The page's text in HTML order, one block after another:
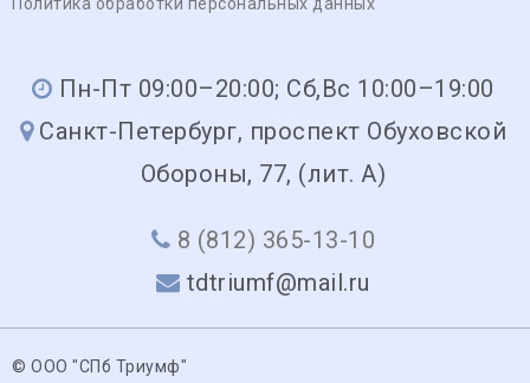
Пн-Пт 09:00–20:00; Сб,Вс 10:00–19:00
Санкт-Петербург, проспект Обуховской
Обороны, 77, (лит. А)
8 (812) 365-13-10
tdtriumf@mail.ru
© ООО "СПб Триумф"